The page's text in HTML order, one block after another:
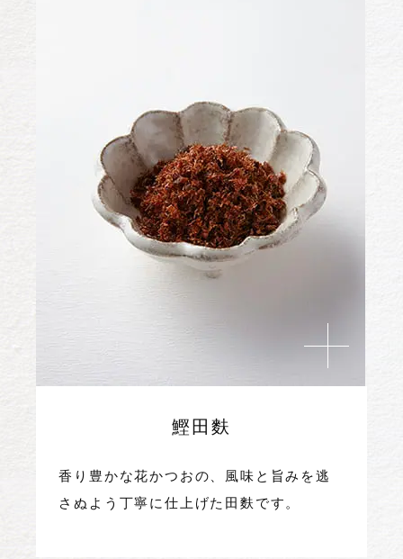
鰹田麩
香り豊かな花かつおの、風味と旨みを逃
さぬよう丁寧に仕上げた田麩です。